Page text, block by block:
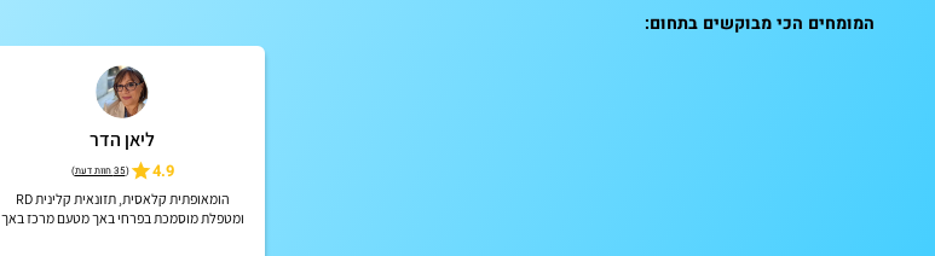
המומחים הכי מבוקשים בתחום:
ליאן הדר
4.9
(35 חוות דעת )
הומאופתית קלאסית, תזונאית קלינית RD
ומטפלת מוסמכת בפרחי באך מטעם מרכז באך